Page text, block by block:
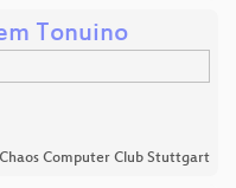
Tonuino
Chaos Computer Club Stuttgart